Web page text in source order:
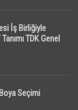
İş Birliğiyle
TDK Genel
Seçimi